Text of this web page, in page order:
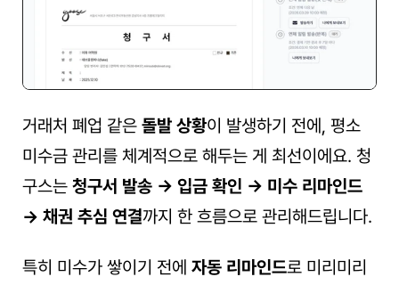
거래처 폐업 같은 돌발 상황이 발생하기 전에, 평소
미수금 관리를 체계적으로 해두는 게 최선이에요. 청
구스는 청구서 발송 → 입금 확인 → 미수 리마인드
→ 채권 추심 연결까지 한 흐름으로 관리해드립니다.
특히 미수가 쌓이기 전에 자동 리마인드로 미리미리